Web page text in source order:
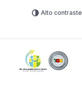
Alto contraste